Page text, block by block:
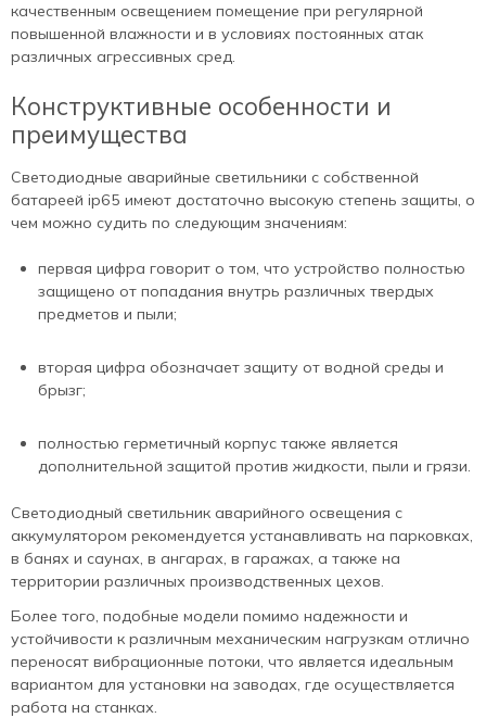
качественным освещением помещение при регулярной
повышенной влажности и в условиях постоянных атак
различных агрессивных сред.
Конструктивные особенности и
преимущества
Светодиодные аварийные светильники с собственной
батареей ip65 имеют достаточно высокую степень защиты, о
чем можно судить по следующим значениям:
первая цифра говорит о том, что устройство полностью
защищено от попадания внутрь различных твердых
предметов и пыли;
вторая цифра обозначает защиту от водной среды и
брызг;
полностью герметичный корпус также является
дополнительной защитой против жидкости, пыли и грязи.
Светодиодный светильник аварийного освещения с
аккумулятором рекомендуется устанавливать на парковках,
в банях и саунах, в ангарах, в гаражах, а также на
территории различных производственных цехов.
Более того, подобные модели помимо надежности и
устойчивости к различным механическим нагрузкам отлично
переносят вибрационные потоки, что является идеальным
вариантом для установки на заводах, где осуществляется
работа на станках.